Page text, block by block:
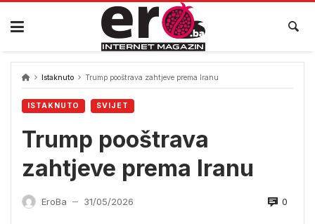
Skip
content
Istaknuto Trump pooštrava zahtjeve prema Iranu
ISTAKNUTO SVIJET
Trump pooštrava
zahtjeve prema Iranu
EroBa — 31/05/2026 0